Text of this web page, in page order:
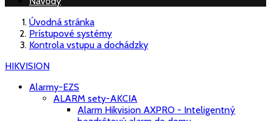
Úvodná stránka
Prístupové systémy
Kontrola vstupu a dochádzky
HIKVISION
Alarmy-EZS
ALARM sety-AKCIA
Alarm Hikvision AXPRO - Inteligentný